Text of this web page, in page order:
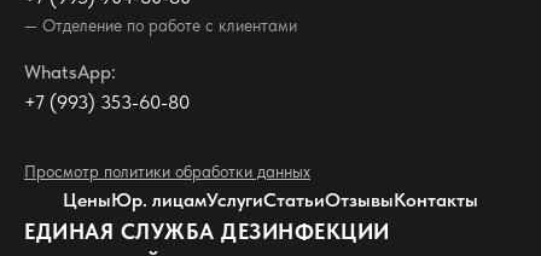
— Отделение по работе с клиентами
WhatsApp:
+7 (993) 353-60-80
Просмотр политики обработки данных
ЦеныЮр. лицамУслугиСтатьиОтзывыКонтакты
ЕДИНАЯ СЛУЖБА ДЕЗИНФЕКЦИИ